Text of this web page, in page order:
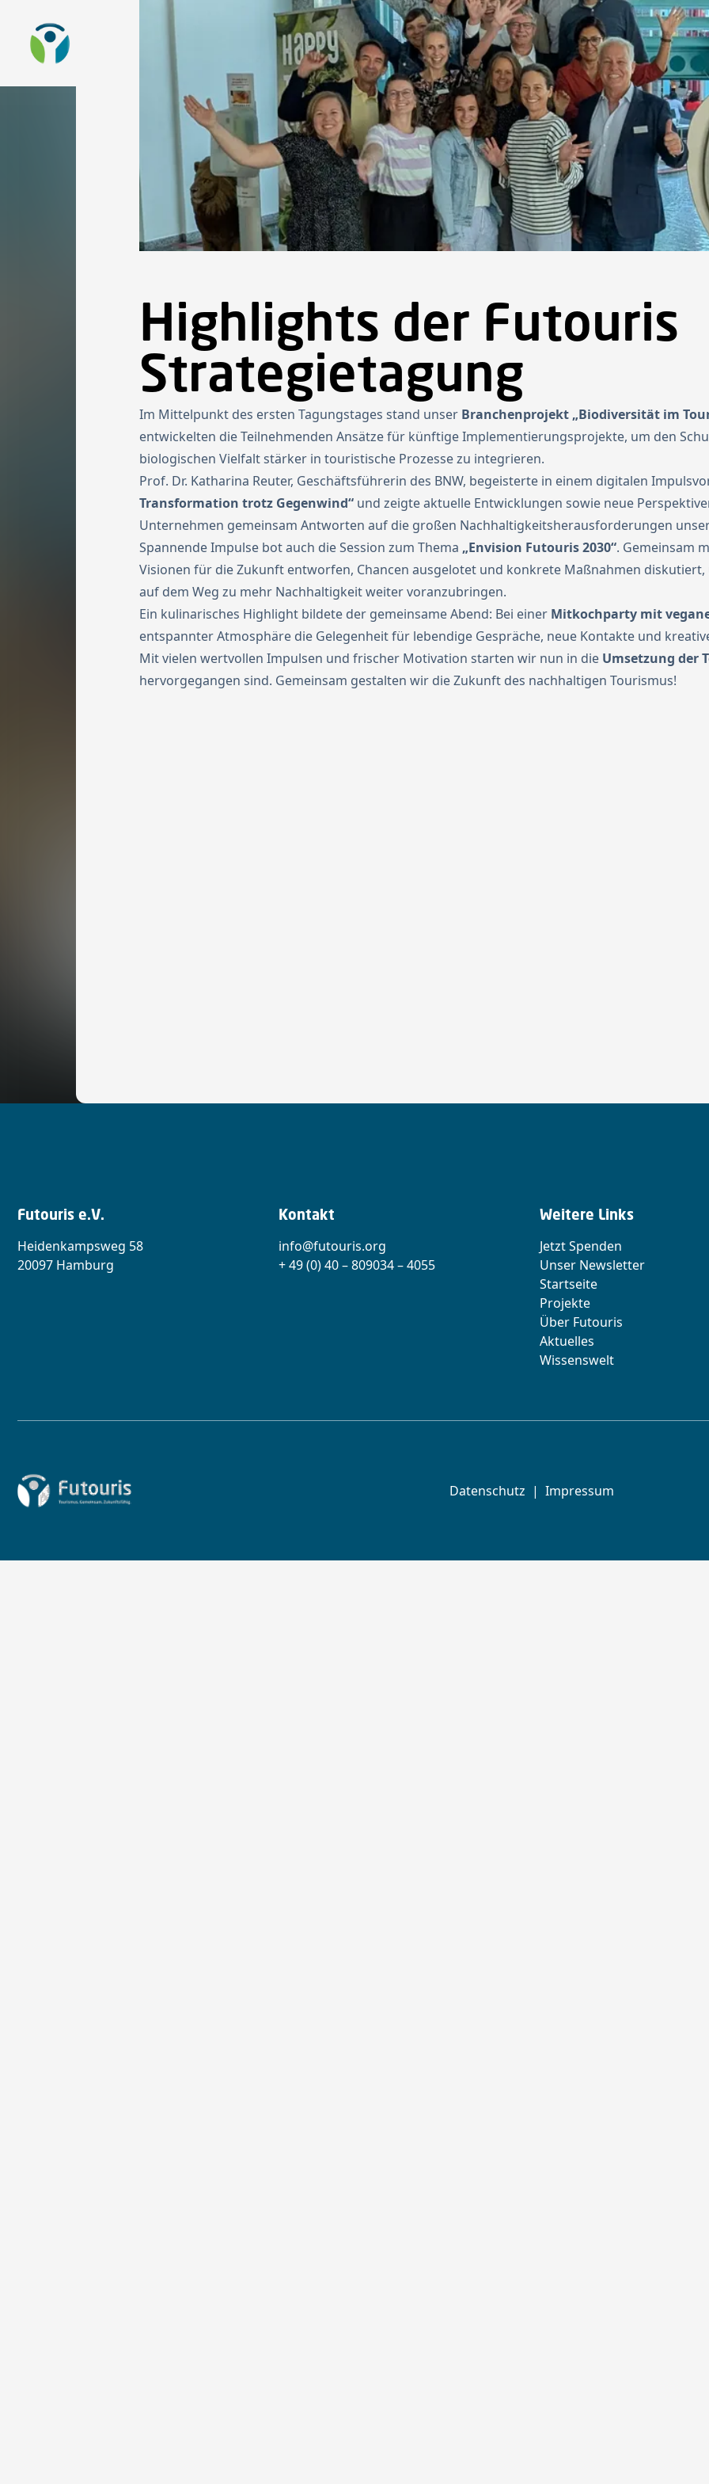
Zur Startseite
Startseite Projekte Über Futouris Aktuelles Newsletter
Highlights der Futouris
Strategietagung
Im Mittelpunkt des ersten Tagungstages stand unser Branchenprojekt „Biodiversität im
entwickelten die Teilnehmenden Ansätze für künftige Implementierungsprojekte, um den
biologischen Vielfalt stärker in touristische Prozesse zu integrieren.
Prof. Dr. Katharina Reuter, Geschäftsführerin des BNW, begeisterte in einem digitalen
Transformation trotz Gegenwind“ und zeigte aktuelle Entwicklungen sowie neue
Unternehmen gemeinsam Antworten auf die großen Nachhaltigkeitsherausforderungen
Spannende Impulse bot auch die Session zum Thema „Envision Futouris 2030“. Gemeinsam
Visionen für die Zukunft entworfen, Chancen ausgelotet und konkrete Maßnahmen
auf dem Weg zu mehr Nachhaltigkeit weiter voranzubringen.
Ein kulinarisches Highlight bildete der gemeinsame Abend: Bei einer Mitkochparty mit
entspannter Atmosphäre die Gelegenheit für lebendige Gespräche, neue Kontakte und
Mit vielen wertvollen Impulsen und frischer Motivation starten wir nun in die Umsetzung der
hervorgegangen sind. Gemeinsam gestalten wir die Zukunft des nachhaltigen Tourismus!
Futouris e.V.
Heidenkampsweg 58
20097 Hamburg
Kontakt
info@futouris.org
+ 49 (0) 40 – 809034 – 4055
Weitere Links
Jetzt Spenden
Unser Newsletter
Startseite
Projekte
Über Futouris
Aktuelles
Wissenswelt
Zur Startseite von Futouris e.V.
Datenschutz | Impressum